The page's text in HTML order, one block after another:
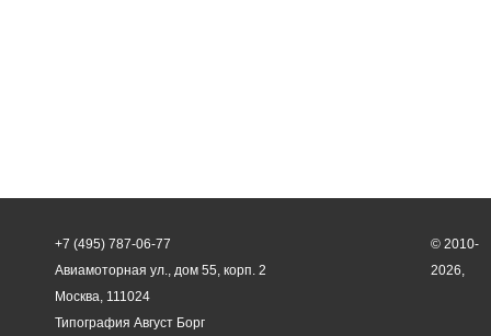
+7 (495) 787-06-77
Авиамоторная ул., дом 55, корп. 2
Москва, 111024
© 2010-
2026,
Типография Август Борг